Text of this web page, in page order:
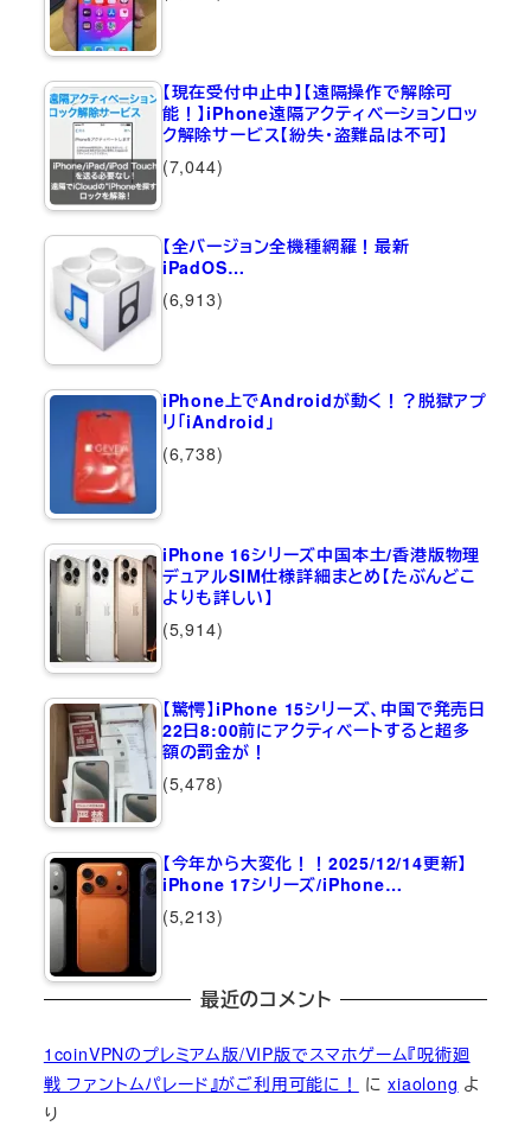
【現在受付中止中】【遠隔操作で解除可
能！】iPhone遠隔アクティベーションロッ
ク解除サービス【紛失・盗難品は不可】
(7,044)
【全バージョン全機種網羅！最新
iPadOS…
(6,913)
iPhone上でAndroidが動く！？脱獄アプ
リ「iAndroid」
(6,738)
iPhone 16シリーズ中国本土/香港版物理
デュアルSIM仕様詳細まとめ【たぶんどこ
よりも詳しい】
(5,914)
【驚愕】iPhone 15シリーズ、中国で発売日
22日8:00前にアクティベートすると超多
額の罰金が！
(5,478)
【今年から大変化！！2025/12/14更新】
iPhone 17シリーズ/iPhone…
(5,213)
最近のコメント
1coinVPNのプレミアム版/VIP版でスマホゲーム『呪術廻
戦 ファントムパレード』がご利用可能に！
にxiaolong よ
り